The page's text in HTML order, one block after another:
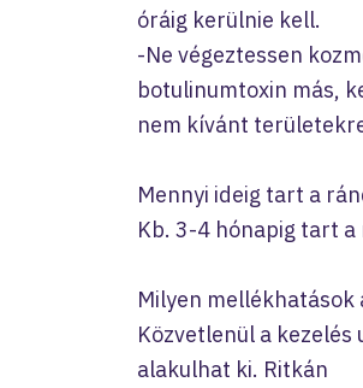
óráig kerülnie kell.
-Ne végeztessen
botulinumtoxin más,
nem kívánt
Mennyi ideig tart a
Kb. 3-4 hónapig tart
Milyen mellékhatások
Közvetlenül a
alakulhat ki. Ritkán